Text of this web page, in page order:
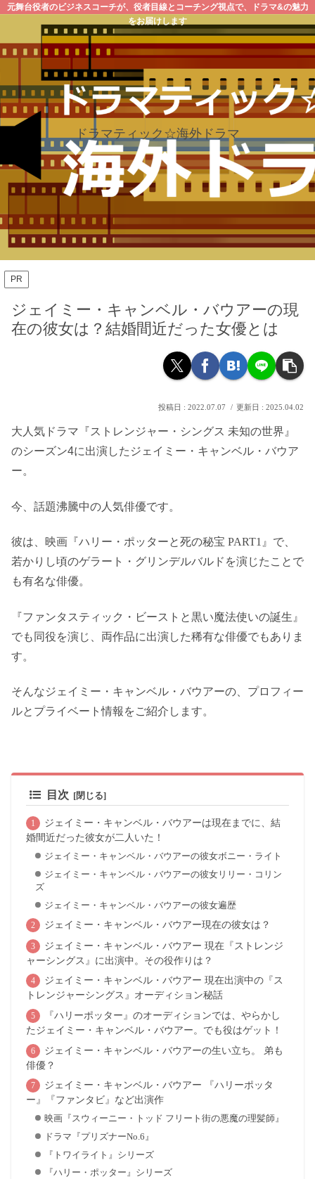
元舞台役者のビジネスコーチが、役者目線とコーチング視点で、ドラマ&の魅力
をお届けします
ドラマティック☆海外ドラマ
PR
ジェイミー・キャンベル・バウアーの現
在の彼女は？結婚間近だった女優とは
2022.07.07 2025.04.02
大人気ドラマ『ストレンジャー・シングス 未知の世界』
のシーズン4に出演した ジェイミー・キャンベル・バウア
ー。
今、話題沸騰中の人気俳優です。
彼は、映画『ハリー・ポッターと死の秘宝 PART1』で、
若かりし頃のゲラート・グリンデルバルドを演じたことで
も有名な俳優。
『ファンタスティック・ビーストと黒い魔法使いの誕生』
でも同役を演じ、両作品に出演した稀有な俳優でもありま
す。
そんなジェイミー・キャンベル・バウアーの、プロフィー
ルとプライベート情報をご紹介します。
目次
ジェイミー・キャンベル・バウアーは現在までに、結
婚間近だった彼女が二人いた！
ジェイミー・キャンベル・バウアーの彼女ボニー・ライト
ジェイミー・キャンベル・バウアーの彼女リリー・コリン
ズ
ジェイミー・キャンベル・バウアーの彼女遍歴
ジェイミー・キャンベル・バウアー現在の彼女は？
ジェイミー・キャンベル・バウアー 現在『ストレンジ
ャーシングス』に出演中。その役作りは？
ジェイミー・キャンベル・バウアー 現在出演中の『ス
トレンジャーシングス』オーディション秘話
『ハリーポッター』のオーディションでは、やらかし
たジェイミー・キャンベル・バウアー。でも役はゲット！
ジェイミー・キャンベル・バウアーの生い立ち。 弟も
俳優？
ジェイミー・キャンベル・バウアー 『ハリーポッタ
ー』『ファンタビ』など出演作
映画『スウィーニー・トッド フリート街の悪魔の理髪師』
ドラマ『プリズナーNo.6』
『トワイライト』シリーズ
『ハリー・ポッター』シリーズ